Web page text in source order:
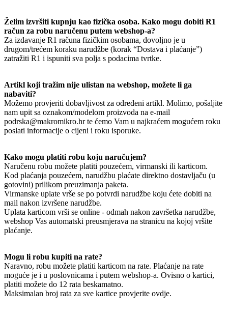
Želim izvršiti kupnju kao fizička osoba. Kako mogu dobiti R1
račun za robu naručenu putem webshop-a?
Za izdavanje R1 računa fizičkim osobama, dovoljno je u
drugom/trećem koraku narudžbe (korak “Dostava i plaćanje”)
zatražiti R1 i ispuniti sva polja s podacima tvrtke.
Artikl koji tražim nije ulistan na webshop, možete li ga
nabaviti?
Možemo provjeriti dobavljivost za određeni artikl. Molimo, pošaljite
nam upit sa oznakom/modelom proizvoda na e-mail
podrska@makromikro.hr te ćemo Vam u najkraćem mogućem roku
poslati informacije o cijeni i roku isporuke.
Kako mogu platiti robu koju naručujem?
Naručenu robu možete platiti pouzećem, virmanski ili karticom.
Kod plaćanja pouzećem, narudžbu plaćate direktno dostavljaču (u
gotovini) prilikom preuzimanja paketa.
Virmanske uplate vrše se po potvrdi narudžbe koju ćete dobiti na
mail nakon izvršene narudžbe.
Uplata karticom vrši se online - odmah nakon završetka narudžbe,
webshop Vas automatski preusmjerava na stranicu na kojoj vršite
plaćanje.
Mogu li robu kupiti na rate?
Naravno, robu možete platiti karticom na rate. Plaćanje na rate
moguće je i u poslovnicama i putem webshop-a. Ovisno o kartici,
platiti možete do 12 rata beskamatno.
Maksimalan broj rata za sve kartice provjerite ovdje.